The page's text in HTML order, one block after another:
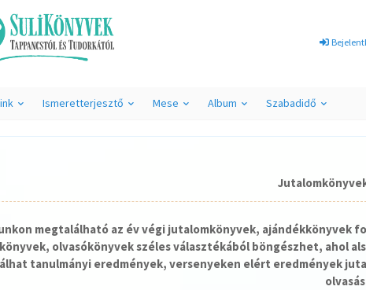
Ismeretterjesztő Mese Album Szabadidő
megtalálható az év végi jutalomkönyvek, ajándékkönyvek
olvasókönyvek széles választékából böngészhet, ahol
tanulmányi eredmények, versenyeken elért eredmények